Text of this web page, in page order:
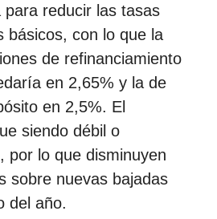
reducir las tasas
básicos, con lo que la
de refinanciamiento
en 2,65% y la de
en 2,5%. El
siendo débil o
por lo que disminuyen
sobre nuevas bajadas
del año.